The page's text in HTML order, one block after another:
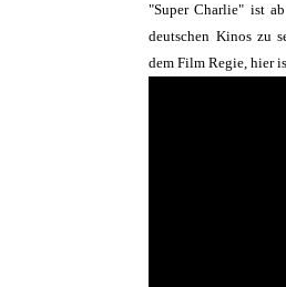
"Super Charlie" ist
deutschen Kinos zu
dem Film Regie, hier